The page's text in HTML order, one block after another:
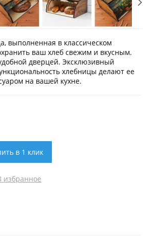
выполненная в классическом
ваш хлеб свежим и вкусным.
дверцей. Эксклюзивный
хлебницы делают ее
на вашей кухне.
в 1 клик
избранное